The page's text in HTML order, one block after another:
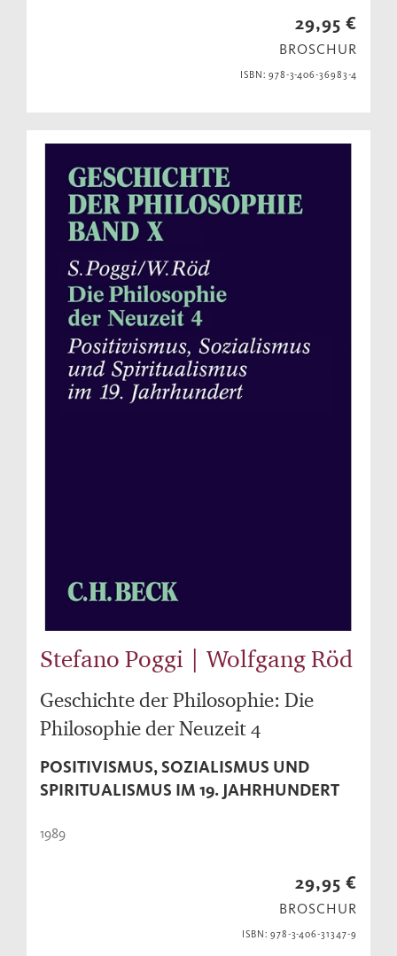
29,95 €
BROSCHUR
ISBN: 978-3-406-36983-4
Stefano Poggi | Wolfgang Röd
Geschichte der Philosophie: Die
Philosophie der Neuzeit 4
POSITIVISMUS, SOZIALISMUS UND
SPIRITUALISMUS IM 19. JAHRHUNDERT
1989
29,95 €
BROSCHUR
ISBN: 978-3-406-31347-9